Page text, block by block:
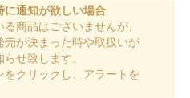
通知が欲しい場合
商品はございませんが、
が決まった時や取扱いが
せ致します。
クリックし、アラートを